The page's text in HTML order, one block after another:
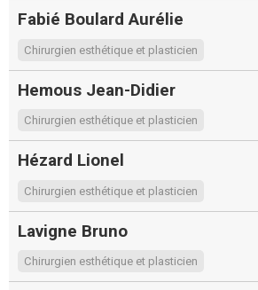
Fabié Boulard Aurélie
Chirurgien esthétique et plasticien
Hemous Jean-Didier
Chirurgien esthétique et plasticien
Hézard Lionel
Chirurgien esthétique et plasticien
Lavigne Bruno
Chirurgien esthétique et plasticien